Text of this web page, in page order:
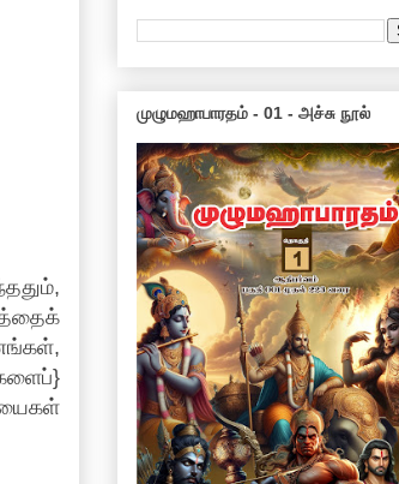
முழுமஹாபாரதம் - 01 - அச்சு நூல்